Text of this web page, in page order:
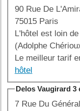
90 Rue De
75015 Paris
L'hôtel est loin
(Adolphe
Le meilleur tarif
hôtel
Delos Vaugirard 3
7 Rue Du